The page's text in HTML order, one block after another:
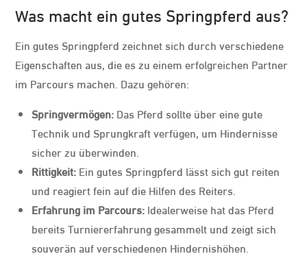
Was macht ein gutes Springpferd aus?
Ein gutes Springpferd zeichnet sich durch verschiedene
Eigenschaften aus, die es zu einem erfolgreichen Partner
im Parcours machen. Dazu gehören:
Springvermögen: Das Pferd sollte über eine gute
Technik und Sprungkraft verfügen, um Hindernisse
sicher zu überwinden.
Rittigkeit: Ein gutes Springpferd lässt sich gut reiten
und reagiert fein auf die Hilfen des Reiters.
Erfahrung im Parcours: Idealerweise hat das Pferd
bereits Turniererfahrung gesammelt und zeigt sich
souverän auf verschiedenen Hindernishöhen.